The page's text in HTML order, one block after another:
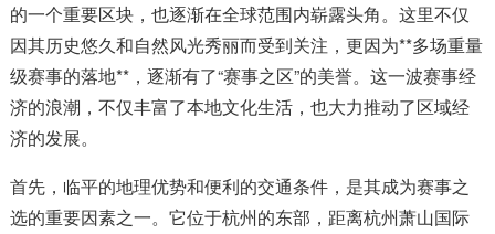
的一个重要区块，也逐渐在全球范围内崭露头角。这里不仅
因其历史悠久和自然风光秀丽而受到关注，更因为**多场重量
级赛事的落地**，逐渐有了“赛事之区”的美誉。这一波赛事经
济的浪潮，不仅丰富了本地文化生活，也大力推动了区域经
济的发展。
首先，临平的地理优势和便利的交通条件，是其成为赛事之
选的重要因素之一。它位于杭州的东部，距离杭州萧山国际